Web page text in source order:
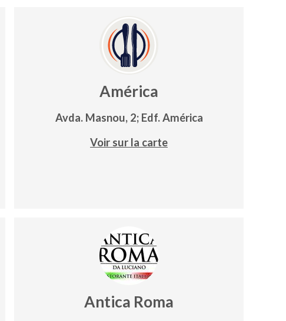
América
Avda. Masnou, 2; Edf. América
Voir sur la carte
Antica Roma